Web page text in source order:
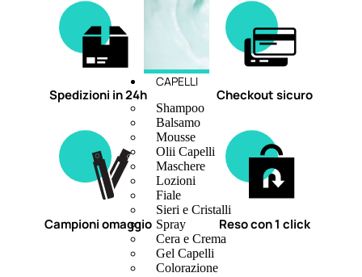
CAPELLI
Shampoo
Balsamo
Mousse
Olii Capelli
Maschere
Lozioni
Fiale
Sieri e Cristalli
Spray
Cera e Crema
Gel Capelli
Colorazione
Spedizioni in 24h Checkout sicuro
Campioni omaggio Reso con 1 click